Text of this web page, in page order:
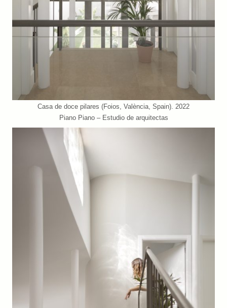
Casa de doce pilares (Foios, València, Spain). 2022
Piano Piano – Estudio de arquitectas